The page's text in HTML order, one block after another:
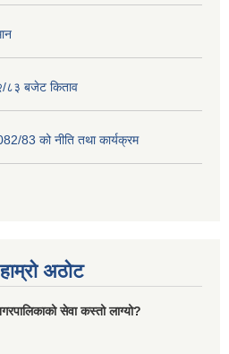
८३ बजेट किताव
83 को नीति तथा कार्यक्रम
अठोट
सेवा कस्तो लाग्यो?